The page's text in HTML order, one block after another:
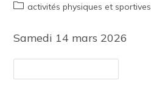
activités physiques et sportives
Samedi 14 mars 2026